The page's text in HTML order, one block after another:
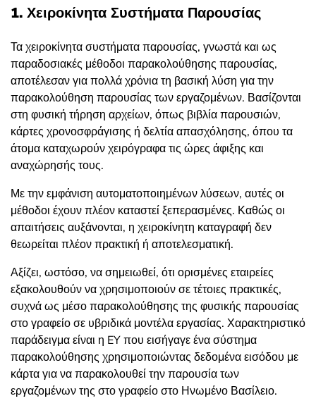
1. Χειροκίνητα Συστήματα Παρουσίας
Τα χειροκίνητα συστήματα παρουσίας, γνωστά και ως
παραδοσιακές μέθοδοι παρακολούθησης παρουσίας,
αποτέλεσαν για πολλά χρόνια τη βασική λύση για την
παρακολούθηση παρουσίας των εργαζομένων. Βασίζονται
στη φυσική τήρηση αρχείων, όπως βιβλία παρουσιών,
κάρτες χρονοσφράγισης ή δελτία απασχόλησης, όπου τα
άτομα καταχωρούν χειρόγραφα τις ώρες άφιξης και
αναχώρησής τους.
Με την εμφάνιση αυτοματοποιημένων λύσεων, αυτές οι
μέθοδοι έχουν πλέον καταστεί ξεπερασμένες. Καθώς οι
απαιτήσεις αυξάνονται, η χειροκίνητη καταγραφή δεν
θεωρείται πλέον πρακτική ή αποτελεσματική.
Αξίζει, ωστόσο, να σημειωθεί, ότι ορισμένες εταιρείες
εξακολουθούν να χρησιμοποιούν σε τέτοιες πρακτικές,
συχνά ως μέσο παρακολούθησης της φυσικής παρουσίας
στο γραφείο σε υβριδικά μοντέλα εργασίας. Χαρακτηριστικό
παράδειγμα είναι η EY που εισήγαγε ένα σύστημα
παρακολούθησης χρησιμοποιώντας δεδομένα εισόδου με
κάρτα για να παρακολουθεί την παρουσία των
εργαζομένων της στο γραφείο στο Ηνωμένο Βασίλειο.